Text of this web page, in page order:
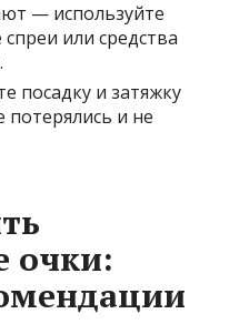
— используйте
или средства
посадку и затяжку
потерялись и не
очки: